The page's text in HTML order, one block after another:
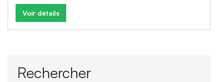
Voir détails
Rechercher